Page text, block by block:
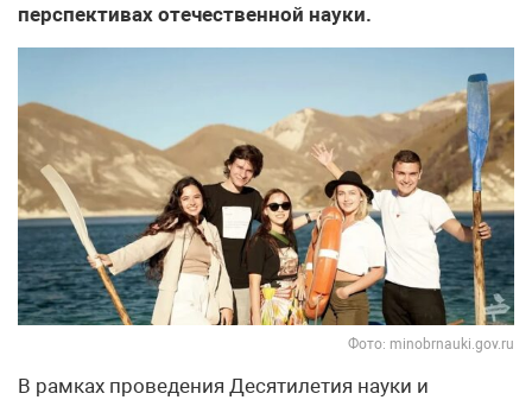
перспективах отечественной науки.
Фото: minobrnauki.gov.ru
В рамках проведения Десятилетия науки и